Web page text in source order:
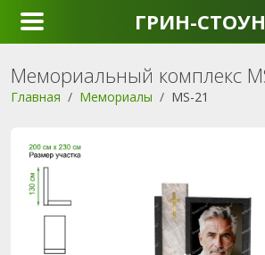
ГРИН-СТОУН
Мемориальный комплекс
Главная Мемориалы MS-21